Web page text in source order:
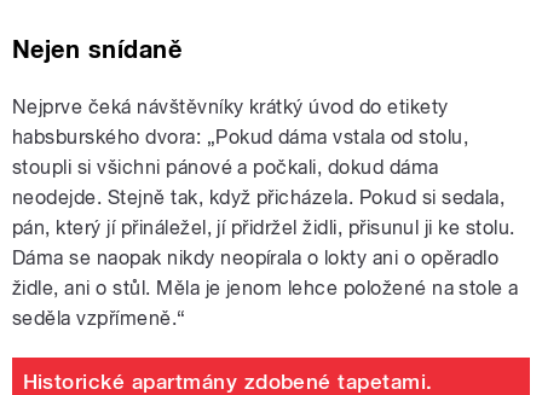
Nejen snídaně
Nejprve čeká návštěvníky krátký úvod do etikety
habsburského dvora: „Pokud dáma vstala od stolu,
stoupli si všichni pánové a počkali, dokud dáma
neodejde. Stejně tak, když přicházela. Pokud si sedala,
pán, který jí přináležel, jí přidržel židli, přisunul ji ke stolu.
Dáma se naopak nikdy neopírala o lokty ani o opěradlo
židle, ani o stůl. Měla je jenom lehce položené na stole a
seděla vzpřímeně.“
Historické apartmány zdobené tapetami.